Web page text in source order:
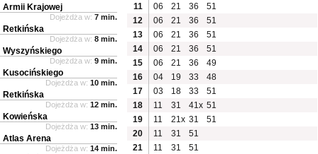
11
06 21 36
51
12
06 21 36
51
13
06 21 36
51
14
06 21 36
51
15
06 21 36
49
16
04 19 33
48
17
03 18 33
51
18
11 31 41x 51
19
11 21x 31
51
20
11 31
51
21
11 31
51
Armii Krajowej
Dojeżdża w: 7 min.
Retkińska
Dojeżdża w: 8 min.
Wyszyńskiego
Dojeżdża w: 9 min.
Kusocińskiego
Dojeżdża w: 10 min.
Retkińska
Dojeżdża w: 12 min.
Kowieńska
Dojeżdża w: 13 min.
Atlas Arena
Dojeżdża w: 14 min.